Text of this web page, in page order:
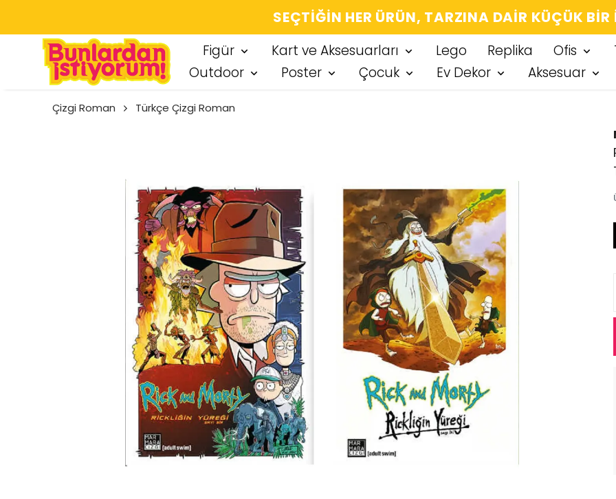
SEÇTIĞIN HER ÜRÜN, TARZINA DAIR KÜÇÜK
Figür Kart ve Aksesuarları Lego Replika Ofis
Outdoor
Poster Çocuk Ev Dekor Aksesuar
Çizgi Roman Türkçe Çizgi Roman